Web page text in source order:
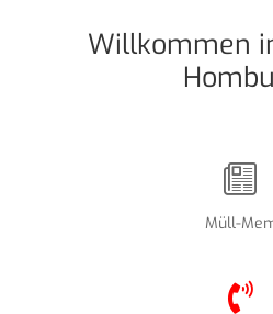
Willkommen
Müll-